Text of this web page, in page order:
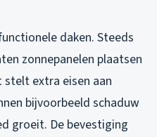
daken. Steeds
zonnepanelen plaatsen
stelt extra eisen aan
bijvoorbeeld schaduw
groeit. De bevestiging